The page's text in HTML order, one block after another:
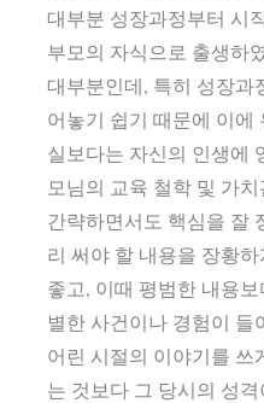
대부분 성장과정부터 시
부모의 자식으로 출생하
대부분인데, 특히 성장과
어놓기 쉽기 때문에 이에
실보다는 자신의 인생에
모님의 교육 철학 및 가
간략하면서도 핵심을 잘
리 써야 할 내용을 장황
좋고, 이때 평범한 내용
별한 사건이나 경험이 들
어린 시절의 이야기를
는 것보다 그 당시의 성